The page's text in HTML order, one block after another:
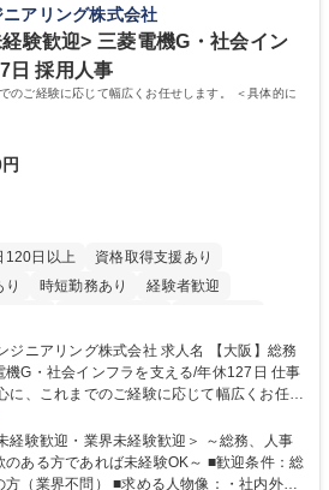
める業務 募集職種 【都庁グル
月平均9時間未満／有給年平均16日取得
設置された照明を兼ねた広告「ブライトサ
、事業収益を生み出す活動を積極的に行って
アリング株式会社
経験歓迎> 三菱電機G・社会イン
日 採用人事
のご経験に応じて幅広くお任せします。 ＜具体的に
120日以上
資格取得支援あり
り 時短勤務あり
経験者歓迎
服装自由 寮・社宅あり 食事補助あり
株式会社 求人名 【大阪】総務
・社会インフラを支える/年休127日 仕事
に、これまでのご経験に応じて幅広くお任せ
運用 など ※基本的には事務所勤務ですが、
、関西圏以外への日帰り・宿泊を伴う国内
を持ちつつ、お互いに助け合いながら、総
経験歓迎・業界未経験歓迎＞ ～総務、人事
ある方であれば未経験OK～ ■歓迎条件：総
める人物像：・社内外の